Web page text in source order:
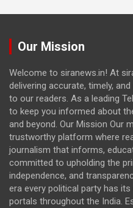
Our Mission
Welcome to siranews.in! At
delivering accurate, timely,
to our readers. As a leading
to keep you informed about
and beyond. Our Mission Our
trustworthy platform where
journalism that informs,
committed to upholding the
independence, and
era every political party has
portals throughout the India.